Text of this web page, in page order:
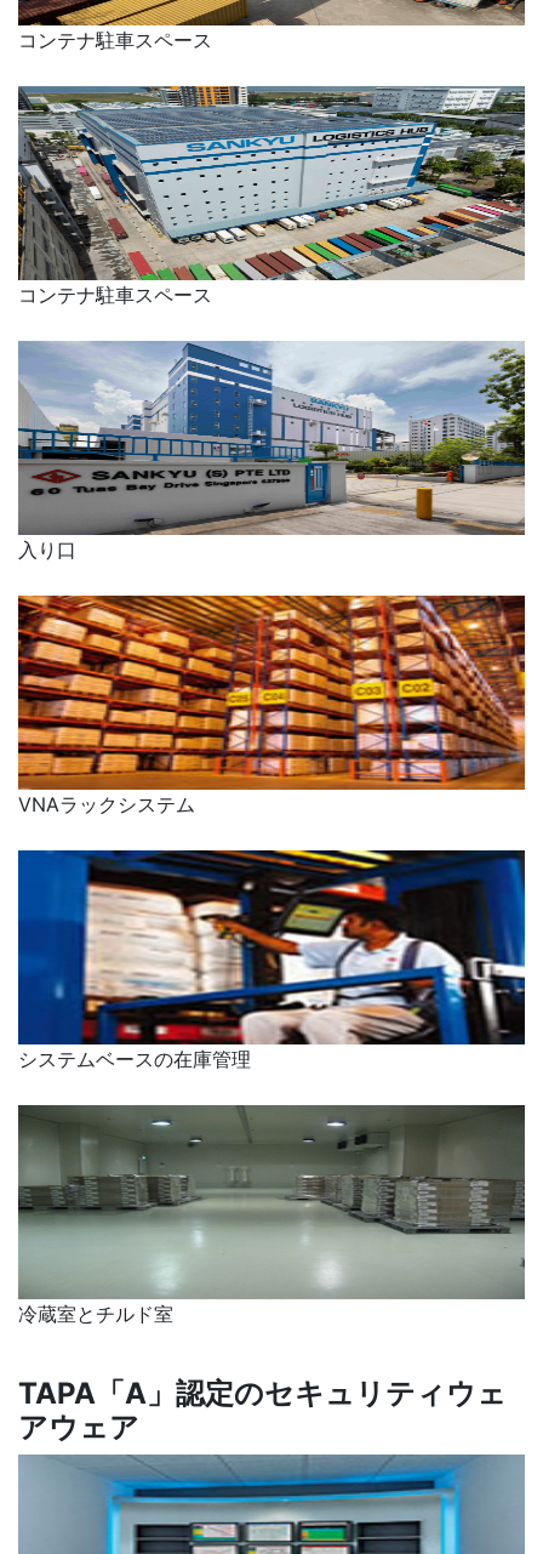
コンテナ駐車スペース
コンテナ駐車スペース
入り口
VNAラックシステム
システムベースの在庫管理
冷蔵室とチルド室
TAPA「A」認定のセキュリティウェ
アウェア